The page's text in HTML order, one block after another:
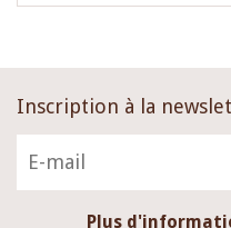
Inscription à la
Plus